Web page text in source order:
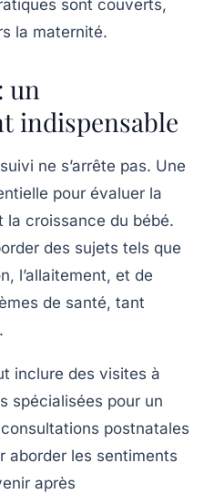
sont couverts,
la maternité.
un
indispensable
ne s’arrête pas. Une
pour évaluer la
la croissance du bébé.
des sujets tels que
l’allaitement, et de
de santé, tant
inclure des visites à
spécialisées pour un
postnatales
aborder les sentiments
après